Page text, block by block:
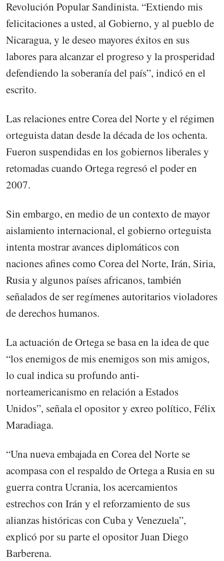
Revolución Popular Sandinista. “Extiendo mis
felicitaciones a usted, al Gobierno, y al pueblo de
Nicaragua, y le deseo mayores éxitos en sus
labores para alcanzar el progreso y la prosperidad
defendiendo la soberanía del país”, indicó en el
escrito.
Las relaciones entre Corea del Norte y el régimen
orteguista datan desde la década de los ochenta.
Fueron suspendidas en los gobiernos liberales y
retomadas cuando Ortega regresó el poder en
2007.
Sin embargo, en medio de un contexto de mayor
aislamiento internacional, el gobierno orteguista
intenta mostrar avances diplomáticos con
naciones afines como Corea del Norte, Irán, Siria,
Rusia y algunos países africanos, también
señalados de ser regímenes autoritarios violadores
de derechos humanos.
La actuación de Ortega se basa en la idea de que
“los enemigos de mis enemigos son mis amigos,
lo cual indica su profundo anti-
norteamericanismo en relación a Estados
Unidos”, señala el opositor y exreo político, Félix
Maradiaga.
“Una nueva embajada en Corea del Norte se
acompasa con el respaldo de Ortega a Rusia en su
guerra contra Ucrania, los acercamientos
estrechos con Irán y el reforzamiento de sus
alianzas históricas con Cuba y Venezuela”,
explicó por su parte el opositor Juan Diego
Barberena.